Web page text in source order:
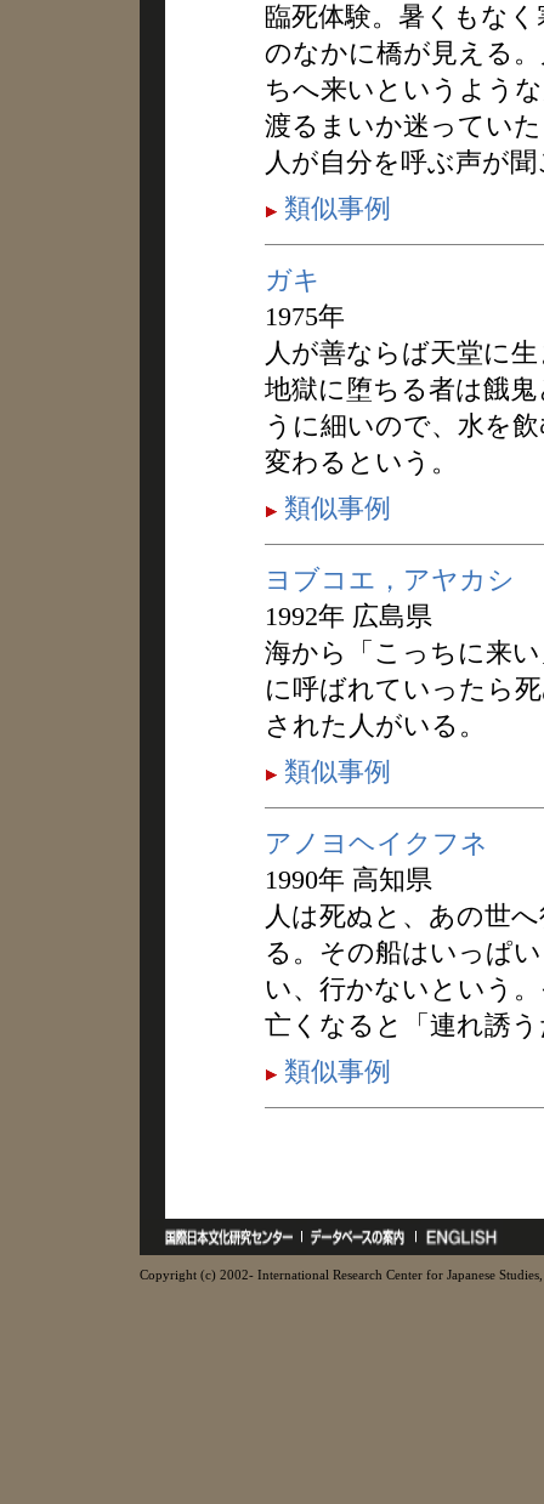
臨死体験。暑くもな
のなかに橋が見える
ちへ来いというよう
渡るまいか迷ってい
人が自分を呼ぶ声が
類似事例
ガキ
1975年
人が善ならば天堂に
地獄に堕ちる者は餓
うに細いので、水を
変わるという。
類似事例
ヨブコエ，アヤカシ
1992年 広島県
海から「こっちに来
に呼ばれていったら
された人がいる。
類似事例
アノヨヘイクフネ
1990年 高知県
人は死ぬと、あの世
る。その船はいっぱ
い、行かないという
亡くなると「連れ誘
類似事例
Copyright (c) 2002- International Research Center for Japanese